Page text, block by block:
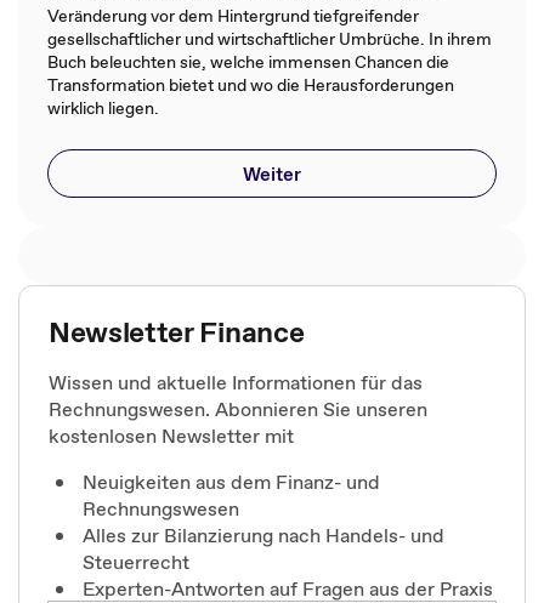
Veränderung vor dem Hintergrund tiefgreifender
gesellschaftlicher und wirtschaftlicher Umbrüche. In ihrem
Buch beleuchten sie, welche immensen Chancen die
Transformation bietet und wo die Herausforderungen
wirklich liegen.
Weiter
Newsletter Finance
Wissen und aktuelle Informationen für das
Rechnungswesen. Abonnieren Sie unseren
kostenlosen Newsletter mit
Neuigkeiten aus dem Finanz- und
Rechnungswesen
Alles zur Bilanzierung nach Handels- und
Steuerrecht
Experten-Antworten auf Fragen aus der Praxis